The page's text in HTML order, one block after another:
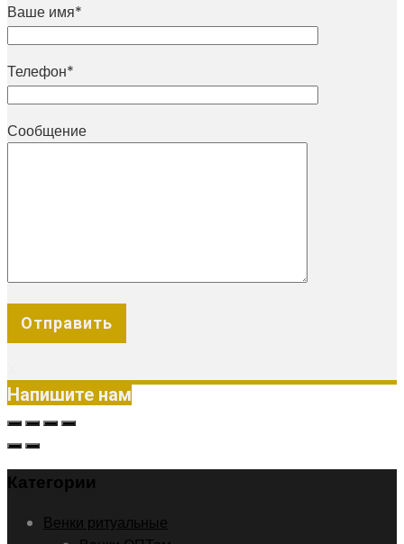
Ваше имя*
Телефон*
Сообщение
Напишите нам
Категории
Венки ритуальные